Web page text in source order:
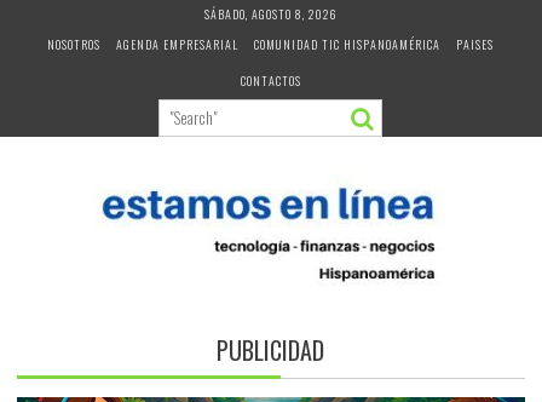
SÁBADO, AGOSTO 8, 2026
NOSOTROS
AGENDA EMPRESARIAL COMUNIDAD TIC HISPANOAMÉRICA
PAISES
CONTACTOS
PUBLICIDAD